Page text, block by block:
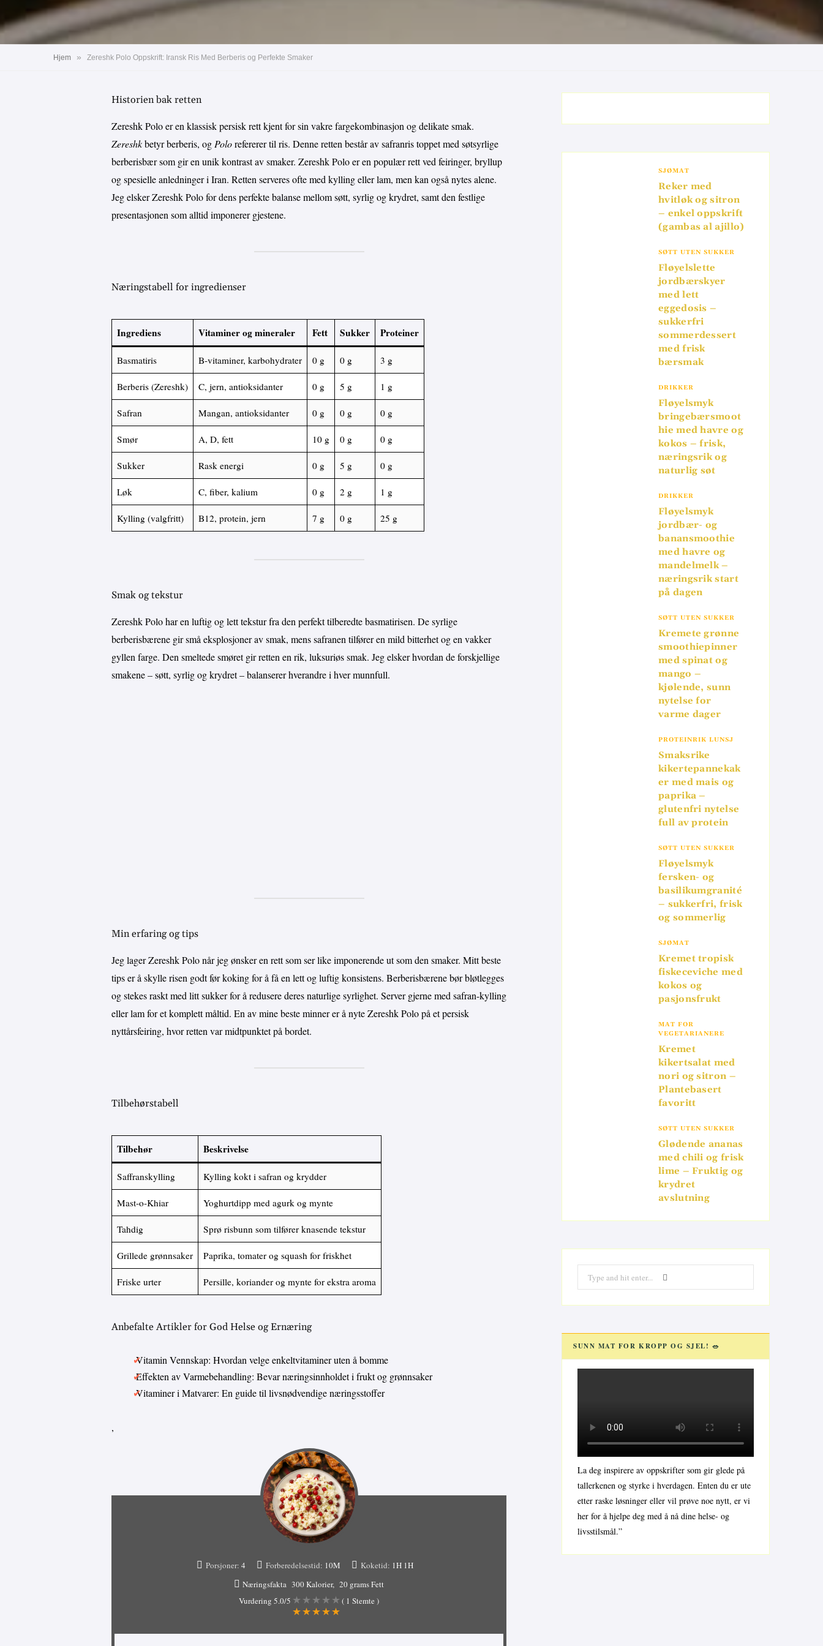
Hjem » Zereshk Polo Oppskrift: Iransk Ris Med Berberis og Perfekte Smaker
Historien bak retten
Zereshk Polo er en klassisk persisk rett kjent for sin vakre fargekombinasjon og delikate smak.
Zereshkbetyr berberis, ogPolorefererer til ris. Denne retten består av safranris toppet med søtsyrlige
berberisbær som gir en unik kontrast av smaker. Zereshk Polo er en populær rett ved feiringer, bryllup
og spesielle anledninger i Iran. Retten serveres ofte med kylling eller lam, men kan også nytes alene.
Jeg elsker Zereshk Polo for dens perfekte balanse mellom søtt, syrlig og krydret, samt den festlige
presentasjonen som alltid imponerer gjestene.
Næringstabell for ingredienser
Ingrediens Vitaminer og mineraler Fett Sukker Proteiner
Basmatiris B-vitaminer, karbohydrater 0 g 0 g 3 g
Berberis (Zereshk) C, jern, antioksidanter 0 g 5 g 1 g
Safran Mangan, antioksidanter 0 g 0 g 0 g
Smør A, D, fett 10 g 0 g 0 g
Sukker Rask energi 0 g 5 g 0 g
Løk C, fiber, kalium 0 g 2 g 1 g
Kylling (valgfritt) B12, protein, jern 7 g 0 g 25 g
Smak og tekstur
Zereshk Polo har en luftig og lett tekstur fra den perfekt tilberedte basmatirisen. De syrlige
berberisbærene gir små eksplosjoner av smak, mens safranen tilfører en mild bitterhet og en vakker
gyllen farge. Den smeltede smøret gir retten en rik, luksuriøs smak. Jeg elsker hvordan de forskjellige
smakene – søtt, syrlig og krydret – balanserer hverandre i hver munnfull.
Min erfaring og tips
Jeg lager Zereshk Polo når jeg ønsker en rett som ser like imponerende ut som den smaker. Mitt beste
tips er å skylle risen godt før koking for å få en lett og luftig konsistens. Berberisbærene bør bløtlegges
og stekes raskt med litt sukker for å redusere deres naturlige syrlighet. Server gjerne med safran-kylling
eller lam for et komplett måltid. En av mine beste minner er å nyte Zereshk Polo på et persisk
nyttårsfeiring, hvor retten var midtpunktet på bordet.
Tilbehørstabell
Tilbehør Beskrivelse
Saffranskylling Kylling kokt i safran og krydder
Mast-o-Khiar Yoghurtdipp med agurk og mynte
Tahdig Sprø risbunn som tilfører knasende tekstur
Grillede grønnsaker Paprika, tomater og squash for friskhet
Friske urter Persille, koriander og mynte for ekstra aroma
Anbefalte Artikler for God Helse og Ernæring
Vitamin Vennskap: Hvordan velge enkeltvitaminer uten å bomme
Effekten av Varmebehandling: Bevar næringsinnholdet i frukt og grønnsaker
Vitaminer i Matvarer: En guide til livsnødvendige næringsstoffer
,
Porsjoner: 4 Forberedelsestid: 10M Koketid: 1H 1H
Næringsfakta 300 Kalorier
20 grams Fett
Vurdering 5.0/5 ( 1 Stemte )
SJØMAT
Reker med
hvitløk og sitron
– enkel oppskrift
(gambas al ajillo)
SØTT UTEN SUKKER
Fløyelslette
jordbærskyer
med lett
eggedosis –
sukkerfri
sommerdessert
med frisk
bærsmak
DRIKKER
Fløyelsmyk
bringebærsmoot
hie med havre og
kokos – frisk,
næringsrik og
naturlig søt
DRIKKER
Fløyelsmyk
jordbær- og
banansmoothie
med havre og
mandelmelk –
næringsrik start
på dagen
SØTT UTEN SUKKER
Kremete grønne
smoothiepinner
med spinat og
mango –
kjølende, sunn
nytelse for
varme dager
PROTEINRIK LUNSJ
Smaksrike
kikertepannekak
er med mais og
paprika –
glutenfri nytelse
full av protein
SØTT UTEN SUKKER
Fløyelsmyk
fersken- og
basilikumgranité
– sukkerfri, frisk
og sommerlig
SJØMAT
Kremet tropisk
fiskeceviche med
kokos og
pasjonsfrukt
MAT FOR
VEGETARIANERE
Kremet
kikertsalat med
nori og sitron –
Plantebasert
favoritt
SØTT UTEN SUKKER
Glødende ananas
med chili og frisk
lime – Fruktig og
krydret
avslutning
for:
SUNN MAT FOR KROPP OG SJEL! 🥗
La deg inspirere av oppskrifter som gir glede på
tallerkenen og styrke i hverdagen. Enten du er ute
etter raske løsninger eller vil prøve noe nytt, er vi
her for å hjelpe deg med å nå dine helse- og
livsstilsmål.”